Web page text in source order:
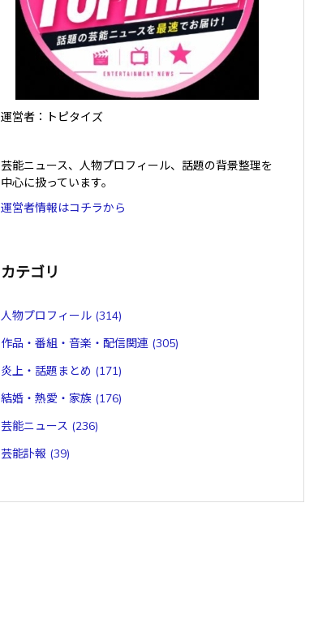
運営者：トピタイズ
芸能ニュース、人物プロフィール、話題の背景整理を
中心に扱っています。
運営者情報はコチラから
カテゴリ
人物プロフィール (314)
作品・番組・音楽・配信関連 (305)
炎上・話題まとめ (171)
結婚・熱愛・家族 (176)
芸能ニュース (236)
芸能訃報 (39)